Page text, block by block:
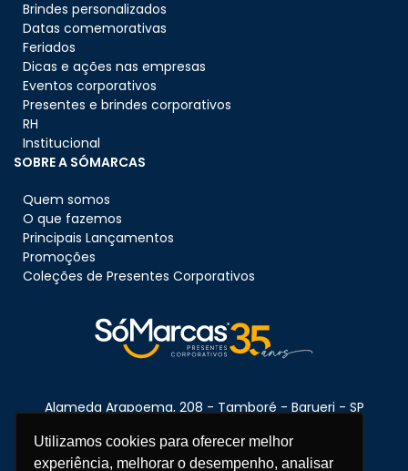
Utilizamos cookies para oferecer melhor
experiência, melhorar o desempenho, analisar
Brindes personalizados
Datas comemorativas
Feriados
Dicas e ações nas empresas
Eventos corporativos
Presentes e brindes corporativos
RH
Institucional
SOBRE A SÓMARCAS
Quem somos
O que fazemos
Principais Lançamentos
Promoções
Coleções de Presentes Corporativos
Alameda Arapoema, 208 - Tamboré - Barueri - SP
06460-080